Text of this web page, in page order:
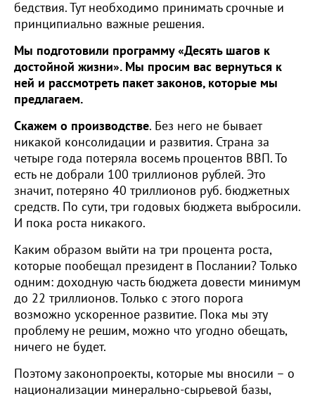
бедствия. Тут необходимо принимать срочные и
принципиально важные решения.
Мы подготовили программу «Десять шагов к
достойной жизни». Мы просим вас вернуться к
ней и рассмотреть пакет законов, которые мы
предлагаем.
Скажем о производстве. Без него не бывает
никакой консолидации и развития. Страна за
четыре года потеряла восемь процентов ВВП. То
есть не добрали 100 триллионов рублей. Это
значит, потеряно 40 триллионов руб. бюджетных
средств. По сути, три годовых бюджета выбросили.
И пока роста никакого.
Каким образом выйти на три процента роста,
которые пообещал президент в Послании? Только
одним: доходную часть бюджета довести минимум
до 22 триллионов. Только с этого порога
возможно ускоренное развитие. Пока мы эту
проблему не решим, можно что угодно обещать,
ничего не будет.
Поэтому законопроекты, которые мы вносили – о
национализации минерально-сырьевой базы,